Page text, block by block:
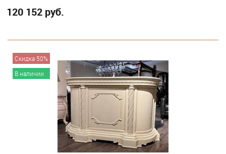
120 152 руб.
Скидка 50%
В наличии